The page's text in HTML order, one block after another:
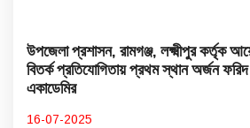
উপজেলা প্রশাসন, রামগঞ্জ, লক্ষ্মীপুর
বিতর্ক প্রতিযোগিতায় প্রথম স্থান অর্জন
একাডেমির
16-07-2025